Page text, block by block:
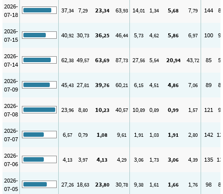
2026-
07-18
37,34 7,29 23,34 63,93 14,01 1,34 5,68 7,79 144
2026-
07-15
40,92 30,73 36,25 46,44 5,73 4,62 5,86 6,97 100
2026-
07-14
62,38 49,57 63,69 87,73 27,56 5,54 20,94 43,72 85
2026-
07-09
45,43 27,81 39,76 60,21 6,15 4,51 4,86 7,06 89
2026-
07-08
23,96 8,80 10,23 40,57 10,89 0,89 0,99 1,57 121
2026-
07-07
6,57 0,79 1,08 9,61 1,91 1,03 1,91 2,80 142
2026-
07-06
4,13 3,97 4,13 4,29 3,06 1,73 3,06 4,39 135
2026-
07-05
27,26 18,63 23,80 30,78 9,38 1,61 1,66 1,76 98